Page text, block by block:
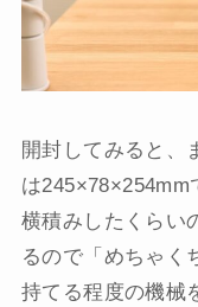
開封してみると、
は
横積みしたくらい
るので「めちゃく
持てる程度の機械